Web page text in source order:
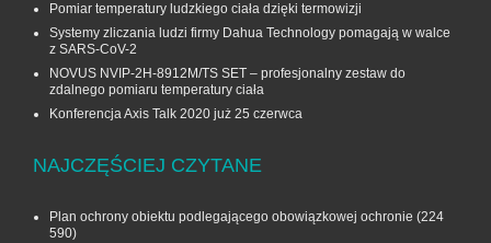
Pomiar temperatury ludzkiego ciała dzięki termowizji
Systemy zliczania ludzi firmy Dahua Technology pomagają w walce
z SARS-CoV-2
NOVUS NVIP-2H-8912M/TS SET – profesjonalny zestaw do
zdalnego pomiaru temperatury ciała
Konferencja Axis Talk 2020 już 25 czerwca
NAJCZĘŚCIEJ CZYTANE
Plan ochrony obiektu podlegającego obowiązkowej ochronie (224
590)